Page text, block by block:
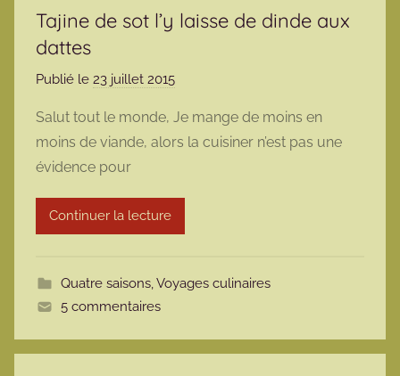
Tajine de sot l’y laisse de dinde aux
dattes
Publié le 23 juillet 2015
r
m
r
t
Salut tout le monde, Je mange de moins en
moins de viande, alors la cuisiner n’est pas une
évidence pour
Continuer la lecture
Quatre saisons,Voyages culinaires
5 commentaires